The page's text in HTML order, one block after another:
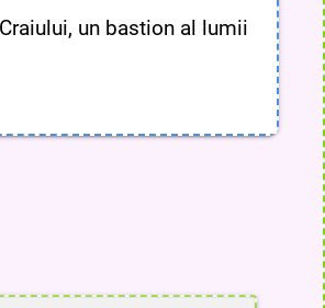
un bastion al lumii